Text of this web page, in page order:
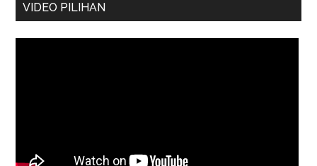
VIDEO PILIHAN